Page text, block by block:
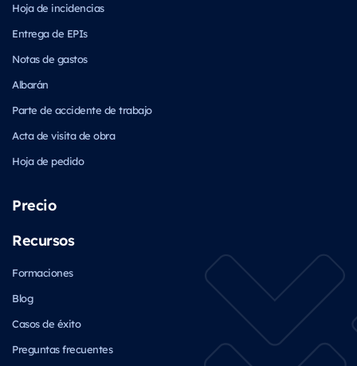
Hoja de incidencias
Entrega de EPIs
Notas de gastos
Albarán
Parte de accidente de trabajo
Acta de visita de obra
Hoja de pedido
Precio
Recursos
Formaciones
Blog
Casos de éxito
Preguntas frecuentes